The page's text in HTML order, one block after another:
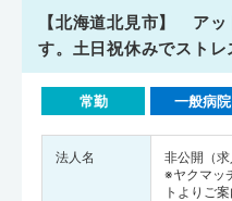
【北海道北見市】 ア
す。土日祝休みでストレ
常勤 一般病院
法人名
非公開（求
※ヤクマッ
トよりご